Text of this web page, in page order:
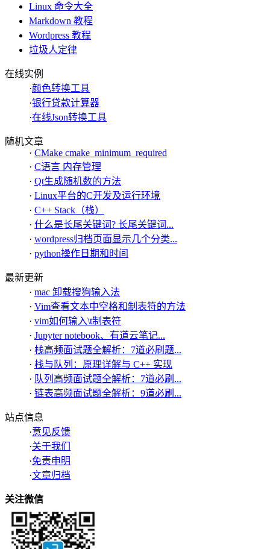
Linux 命令大全
Markdown 教程
Wordpress 教程
垃圾人定律
在线实例
·颜色转换工具
·银行贷款计算器
·在线Json转换工具
随机文章
· CMake cmake_minimum_required
· C语言 内存管理
· Qt生成随机数的方法
· Linux平台的C开发及运行环境
· C++ Stack（栈）
· 什么是长尾关键词? 长尾关键词...
· wordpress归档页面显示几个分类...
· python操作日期和时间
最新更新
· mac 卸载搜狗输入法
· Vim查看文本中空格和制表符的方法
· vim如何输入\t制表符
· Jupyter notebook、有道云笔记...
· 栈高频面试题全解析：7道必刷题...
· 栈与队列：原理详解与 C++ 实现
· 队列高频面试题全解析：7道必刷...
· 链表高频面试题全解析：9道必刷...
站点信息
·意见反馈
·关于我们
·免责申明
·文章归档
关注微信